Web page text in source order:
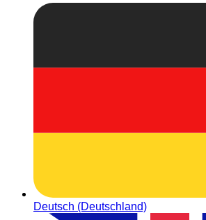
Deutsch (Deutschland)